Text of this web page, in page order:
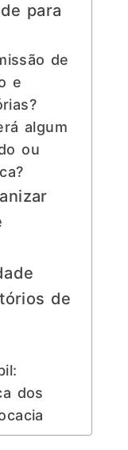
para
de
e
algum
ou
de
dos